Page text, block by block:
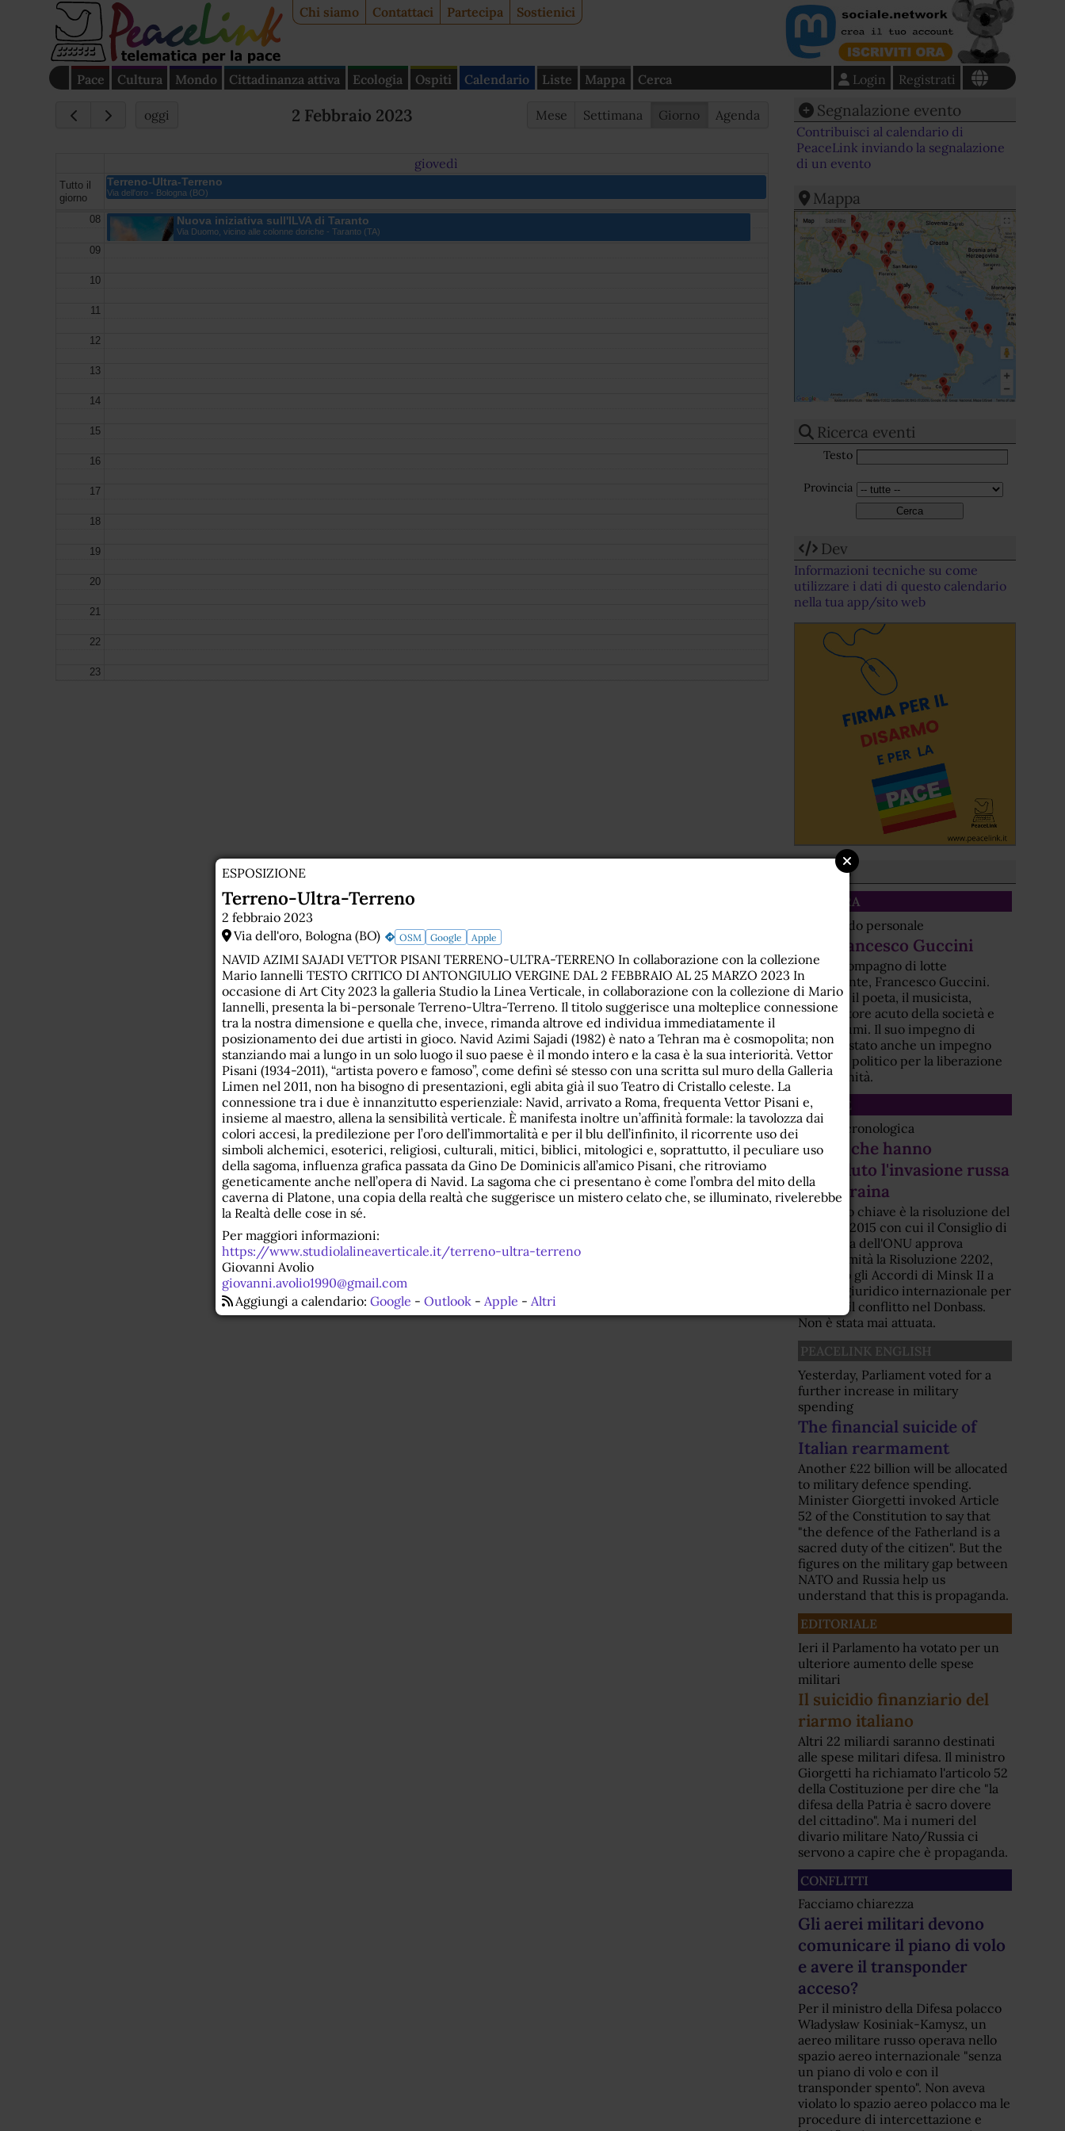
Chi siamo Contattaci Partecipa Sostienici
Pace Cultura Mondo Cittadinanza attiva Ecologia Ospiti Calendario Liste Mappa Cerca Registrati
Login
oggi 2 Febbraio 2023 Mese Settimana Giorno Agenda
giovedì
Tutto il
giorno
Terreno-Ultra-Terreno
Via dell'oro - Bologna (BO)
08
09
10
11
12
13
14
15
16
17
18
19
20
21
22
23
Nuova iniziativa sull'ILVA di Taranto
Via Duomo, vicino alle colonne doriche - Taranto (TA)
Segnalazione evento
Contribuisci al calendario di
PeaceLink inviando la segnalazione
di un evento
Mappa
Ricerca eventi
Testo
Provincia
Dev
Informazioni tecniche su come
utilizzare i dati di questo calendario
nella tua app/sito web
Dal sito
CULTURA
Un ricordo personale
Per Francesco Guccini
Era un compagno di lotte
nonviolente, Francesco Guccini.
Non solo il poeta, il musicista,
l'osservatore acuto della società e
dei costumi. Il suo impegno di
artista è stato anche un impegno
morale e politico per la liberazione
dell'umanità.
SCHEDE
Scheda cronologica
Eventi che hanno
preceduto l'invasione russa
dell'Ucraina
Elemento chiave è la risoluzione del
febbraio 2015 con cui il Consiglio di
Sicurezza dell'ONU approva
all'unanimità la Risoluzione 2202,
elevando gli Accordi di Minsk II a
obbligo giuridico internazionale per
fermare il conflitto nel Donbass.
Non è stata mai attuata.
PEACELINK ENGLISH
Yesterday, Parliament voted for a
further increase in military
spending
The financial suicide of
Italian rearmament
Another £22 billion will be allocated
to military defence spending.
Minister Giorgetti invoked Article
52 of the Constitution to say that
"the defence of the Fatherland is a
sacred duty of the citizen". But the
figures on the military gap between
NATO and Russia help us
understand that this is propaganda.
EDITORIALE
Ieri il Parlamento ha votato per un
ulteriore aumento delle spese
militari
Il suicidio finanziario del
riarmo italiano
Altri 22 miliardi saranno destinati
alle spese militari difesa. Il ministro
Giorgetti ha richiamato l'articolo 52
della Costituzione per dire che "la
difesa della Patria è sacro dovere
del cittadino". Ma i numeri del
divario militare Nato/Russia ci
servono a capire che è propaganda.
CONFLITTI
Facciamo chiarezza
Gli aerei militari devono
comunicare il piano di volo
e avere il transponder
acceso?
Per il ministro della Difesa polacco
Władysław Kosiniak-Kamysz, un
aereo militare russo operava nello
spazio aereo internazionale "senza
un piano di volo e con il
transponder spento". Non aveva
violato lo spazio aereo polacco ma le
procedure di intercettazione e
ESPOSIZIONE
Terreno-Ultra-Terreno
2 febbraio 2023
Via dell'oro, Bologna (BO)
OSM Google Apple
NAVID AZIMI SAJADI VETTOR PISANI TERRENO-ULTRA-TERRENO In collaborazione con la collezione
Mario Iannelli TESTO CRITICO DI ANTONGIULIO VERGINE DAL 2 FEBBRAIO AL 25 MARZO 2023 In
occasione di Art City 2023 la galleria Studio la Linea Verticale, in collaborazione con la collezione di Mario
Iannelli, presenta la bi-personale Terreno-Ultra-Terreno. Il titolo suggerisce una molteplice connessione
tra la nostra dimensione e quella che, invece, rimanda altrove ed individua immediatamente il
posizionamento dei due artisti in gioco. Navid Azimi Sajadi (1982) è nato a Tehran ma è cosmopolita; non
stanziando mai a lungo in un solo luogo il suo paese è il mondo intero e la casa è la sua interiorità. Vettor
Pisani (1934-2011), “artista povero e famoso”, come definì sé stesso con una scritta sul muro della Galleria
Limen nel 2011, non ha bisogno di presentazioni, egli abita già il suo Teatro di Cristallo celeste. La
connessione tra i due è innanzitutto esperienziale: Navid, arrivato a Roma, frequenta Vettor Pisani e,
insieme al maestro, allena la sensibilità verticale. È manifesta inoltre un’affinità formale: la tavolozza dai
colori accesi, la predilezione per l’oro dell’immortalità e per il blu dell’infinito, il ricorrente uso dei
simboli alchemici, esoterici, religiosi, culturali, mitici, biblici, mitologici e, soprattutto, il peculiare uso
della sagoma, influenza grafica passata da Gino De Dominicis all’amico Pisani, che ritroviamo
geneticamente anche nell’opera di Navid. La sagoma che ci presentano è come l’ombra del mito della
caverna di Platone, una copia della realtà che suggerisce un mistero celato che, se illuminato, rivelerebbe
la Realtà delle cose in sé.
Per maggiori informazioni:
https://www.studiolalineaverticale.it/terreno-ultra-terreno
Giovanni Avolio
giovanni.avolio1990@gmail.com
Aggiungi a calendario: Google - Outlook- Apple - Altri